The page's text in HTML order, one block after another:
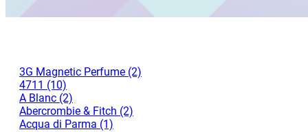
3G Magnetic Perfume (2)
4711 (10)
A Blanc (2)
Abercrombie & Fitch (2)
Acqua di Parma (1)